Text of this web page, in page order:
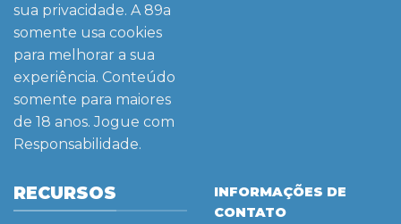
sua privacidade. A 89a
somente usa cookies
para melhorar a sua
experiência. Conteúdo
somente para maiores
de 18 anos. Jogue com
Responsabilidade.
RECURSOS
INFORMAÇÕES DE
CONTATO